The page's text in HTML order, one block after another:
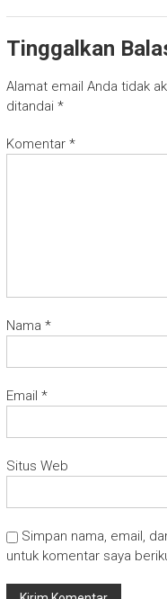
Tinggalkan
Alamat email Anda tidak
ditandai *
Komentar *
Nama *
Email *
Situs Web
Simpan nama, email,
untuk komentar saya